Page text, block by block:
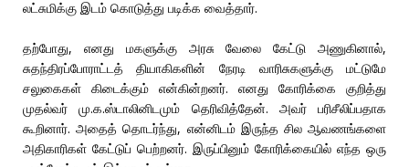
லட்சுமிக்கு இடம் கொடுத்து படிக்க வைத்தார்.
தற்போது, எனது மகளுக்கு அரசு வேலை கேட்டு அணுகினால்,
சுதந்திரப்போராட்டத் தியாகிகளின் நேரடி வாரிசுகளுக்கு மட்டுமே
சலுகைகள் கிடைக்கும் என்கின்றனர். எனது கோரிக்கை குறித்து
முதல்வர் மு.க.ஸ்டாலினிடமும் தெரிவித்தேன். அவர் பரிசீலிப்பதாக
கூறினார். அதைத் தொடர்ந்து, என்னிடம் இருந்த சில ஆவணங்களை
அதிகாரிகள் கேட்டுப் பெற்றனர். இருப்பினும் கோரிக்கையில் எந்த ஒரு